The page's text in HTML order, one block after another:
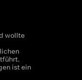
wollte
ist ein